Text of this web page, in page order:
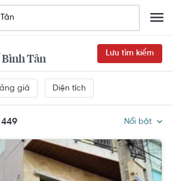
Bình Tân
Lưu tìm kiếm
giá Diện tích
Nổi bật